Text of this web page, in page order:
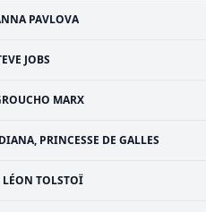
PAVLOVA
JOBS
MARX
PRINCESSE DE GALLES
LÉON TOLSTOÏ